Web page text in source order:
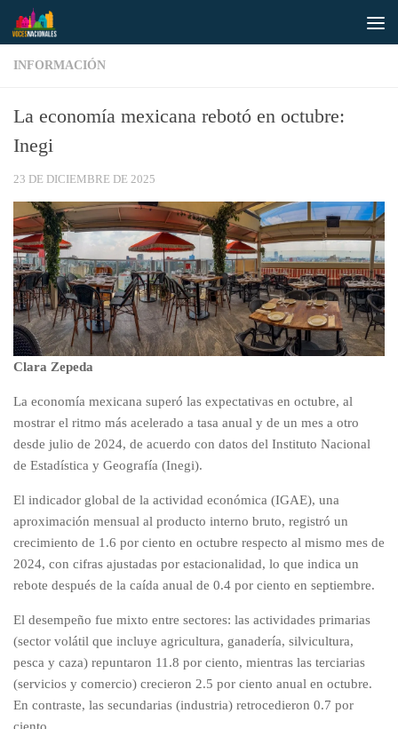
Saltar al contenido
INFORMACIÓN
La economía mexicana rebotó en octubre:
Inegi
23 DE DICIEMBRE DE 2025
Clara Zepeda
La economía mexicana superó las expectativas en octubre, al
mostrar el ritmo más acelerado a tasa anual y de un mes a otro
desde julio de 2024, de acuerdo con datos del Instituto Nacional
de Estadística y Geografía (Inegi).
El indicador global de la actividad económica (IGAE), una
aproximación mensual al producto interno bruto, registró un
crecimiento de 1.6 por ciento en octubre respecto al mismo mes de
2024, con cifras ajustadas por estacionalidad, lo que indica un
rebote después de la caída anual de 0.4 por ciento en septiembre.
El desempeño fue mixto entre sectores: las actividades primarias
(sector volátil que incluye agricultura, ganadería, silvicultura,
pesca y caza) repuntaron 11.8 por ciento, mientras las terciarias
(servicios y comercio) crecieron 2.5 por ciento anual en octubre.
En contraste, las secundarias (industria) retrocedieron 0.7 por